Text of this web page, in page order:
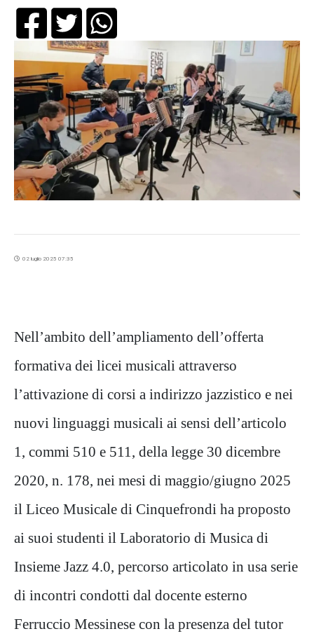
02 luglio 2025 07:35
Nell’ambito dell’ampliamento dell’offerta
formativa dei licei musicali attraverso
l’attivazione di corsi a indirizzo jazzistico e nei
nuovi linguaggi musicali ai sensi dell’articolo
1, commi 510 e 511, della legge 30 dicembre
2020, n. 178, nei mesi di maggio/giugno 2025
il Liceo Musicale di Cinquefrondi ha proposto
ai suoi studenti il Laboratorio di Musica di
Insieme Jazz 4.0, percorso articolato in usa serie
di incontri condotti dal docente esterno
Ferruccio Messinese con la presenza del tutor